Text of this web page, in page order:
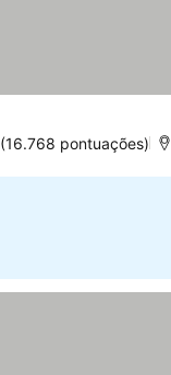
(16.768 pontuações)